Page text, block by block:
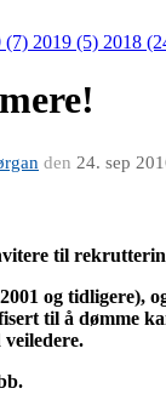
(7) 2019 (5) 2018
den 24. sep
til
og tidligere),
til å dømme